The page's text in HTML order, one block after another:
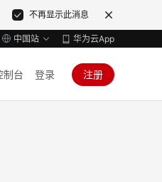
不再显示此消息
中国站 华为云App
制台 登录 注册